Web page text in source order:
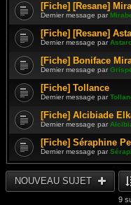
[Fiche] [Resane]
Dernier message par
[Fiche] [Resane]
Dernier message par
[Fiche] Boniface
Dernier message par
[Fiche] Tollance
Dernier message par
[Fiche] Alcibiade
Dernier message par
[Fiche] Séraphine
Dernier message par
NOUVEAU SUJET
9